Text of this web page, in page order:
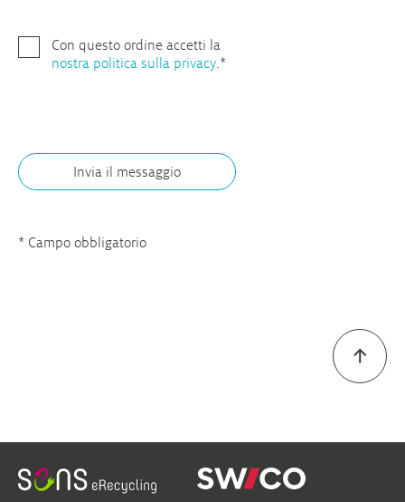
Con questo ordine accetti la
nostra politica sulla privacy.*
* Campo obbligatorio